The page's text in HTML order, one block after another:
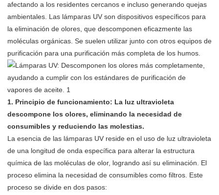
afectando a los residentes cercanos e incluso generando quejas
ambientales. Las lámparas UV son dispositivos específicos para
la eliminación de olores, que descomponen eficazmente las
moléculas orgánicas. Se suelen utilizar junto con otros equipos de
purificación para una purificación más completa de los humos.
1. Principio de funcionamiento: La luz ultravioleta
descompone los olores, eliminando la necesidad de
consumibles y reduciendo las molestias.
La esencia de las lámparas UV reside en el uso de luz ultravioleta
de una longitud de onda específica para alterar la estructura
química de las moléculas de olor, logrando así su eliminación. El
proceso elimina la necesidad de consumibles como filtros. Este
proceso se divide en dos pasos: